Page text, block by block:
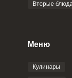
Отправляя
соглашением
Вторые
Меню
Кулинары